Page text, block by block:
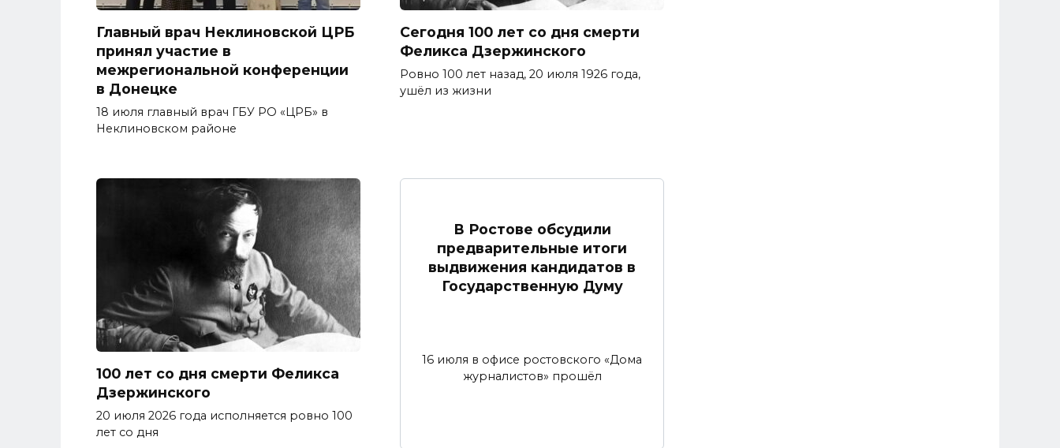
Главный врач Неклиновской ЦРБ
принял участие в
межрегиональной конференции
в Донецке
18 июля главный врач ГБУ РО «ЦРБ» в
Неклиновском районе
Сегодня 100 лет со дня смерти
Феликса Дзержинского
Ровно 100 лет назад, 20 июля 1926 года,
ушёл из жизни
100 лет со дня смерти Феликса
Дзержинского
20 июля 2026 года исполняется ровно 100
лет со дня
В Ростове обсудили
предварительные итоги
выдвижения кандидатов в
Государственную Думу
16 июля в офисе ростовского «Дома
журналистов» прошёл